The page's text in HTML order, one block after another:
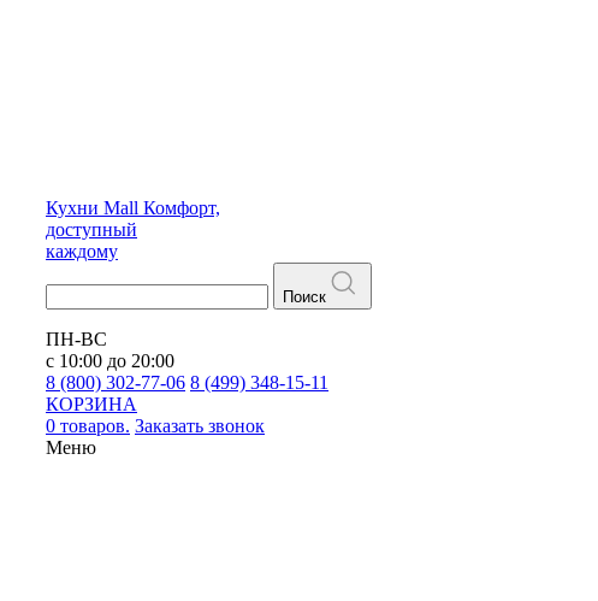
Кухни Mall Комфорт,
доступный
каждому
Поиск
ПН-ВС
с 10:00 до 20:00
8 (800) 302-77-06 8 (499) 348-15-11
КОРЗИНА
0 товаров. Заказать звонок
Меню